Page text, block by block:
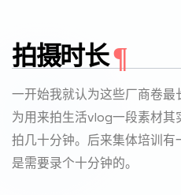
拍摄时长
一开始我就认为这些厂商卷
为用来拍生活vlog一段素材其
拍几十分钟。后来集体培训
是需要录个十分钟的。